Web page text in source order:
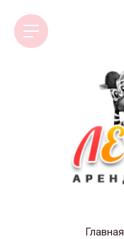
Главная